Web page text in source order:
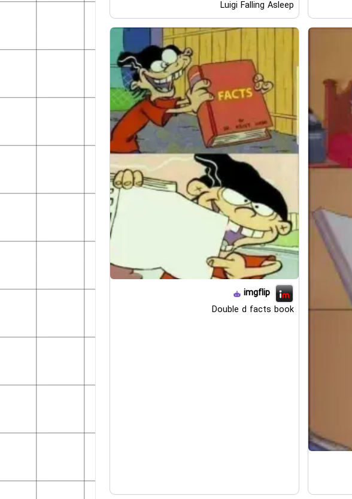
Luigi Falling Asleep
imgflip
Double d facts book